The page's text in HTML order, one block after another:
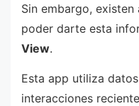
Sin embargo,
poder darte esta
View.
Esta app utiliza
interacciones